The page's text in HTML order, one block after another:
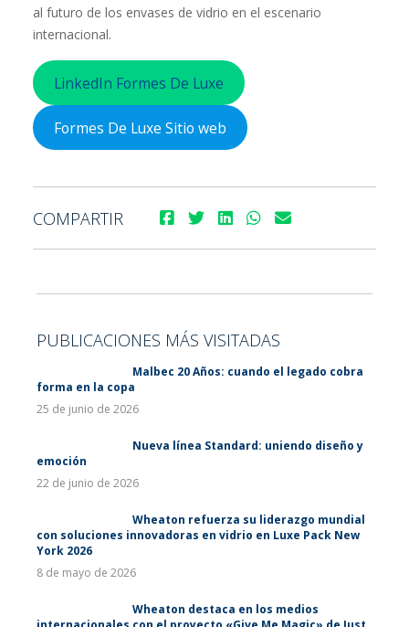
al futuro de los envases de vidrio en el escenario
internacional.
LinkedIn Formes De Luxe
Formes De Luxe Sitio web
COMPARTIR
PUBLICACIONES MÁS VISITADAS
Malbec 20 Años: cuando el legado cobra
forma en la copa
25 de junio de 2026
Nueva línea Standard: uniendo diseño y
emoción
22 de junio de 2026
Wheaton refuerza su liderazgo mundial
con soluciones innovadoras en vidrio en Luxe Pack New
York 2026
8 de mayo de 2026
Wheaton destaca en los medios